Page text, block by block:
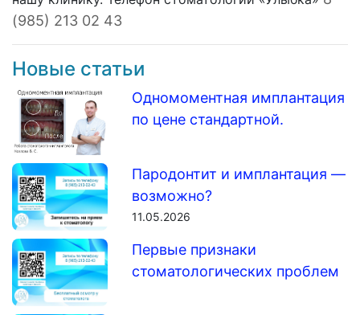
(985) 213 02 43
Новые статьи
Одномоментная имплантация
по цене стандартной.
Пародонтит и имплантация —
возможно?
11.05.2026
Первые признаки
стоматологических проблем